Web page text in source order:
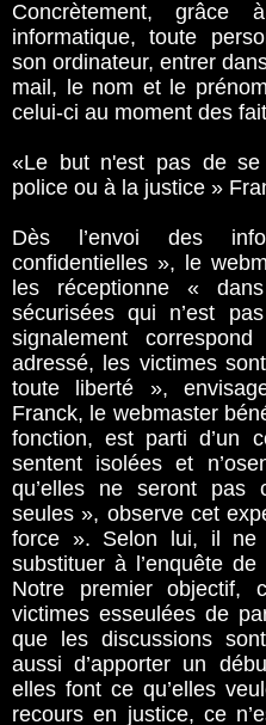
Concrètement, grâce
informatique, toute
son ordinateur, entrer
mail, le nom et le
celui-ci au moment des
«Le but n'est pas de se
police ou à la justice »
Dès l’envoi des
confidentielles », le
les réceptionne «
sécurisées qui n’est
signalement
adressé, les victimes
toute liberté »,
Franck, le webmaster
fonction, est parti d’un
sentent isolées et
qu’elles ne seront pas
seules », observe cet
force ». Selon lui, il ne
substituer à l’enquête
Notre premier objectif,
victimes esseulées de
que les discussions
aussi d’apporter un
elles font ce qu’elles
recours en justice, ce